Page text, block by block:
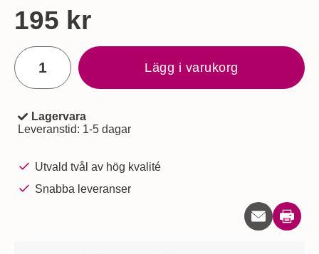
Handla denna produkt Tvålfat med avrinningspip i porslin -
pris
195 kr
antal
Lägg i varukorg
Tillgänglighet:
Lagervara
Leveranstid: 1-5 dagar
Utvald tvål av hög kvalité
Snabba leveranser
Skriv